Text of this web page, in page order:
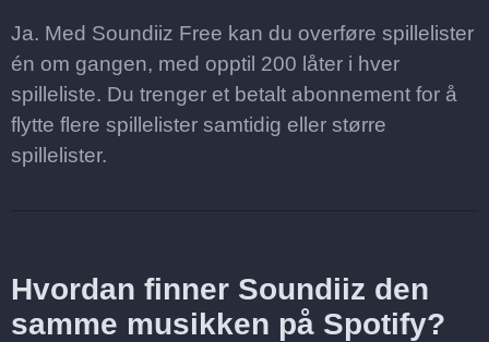
Ja. Med Soundiiz Free kan du overføre spillelister
én om gangen, med opptil 200 låter i hver
spilleliste. Du trenger et betalt abonnement for å
flytte flere spillelister samtidig eller større
spillelister.
Hvordan finner Soundiiz den
samme musikken på Spotify?